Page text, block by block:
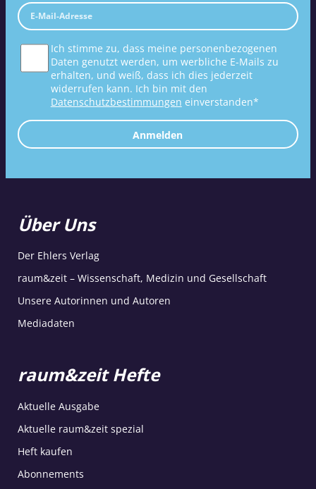
Ich stimme zu, dass meine personenbezogenen
Daten genutzt werden, um werbliche E-Mails zu
erhalten, und weiß, dass ich dies jederzeit
widerrufen kann. Ich bin mit den
Datenschutzbestimmungen einverstanden*
Anmelden
Über Uns
Der Ehlers Verlag
raum&zeit – Wissenschaft, Medizin und Gesellschaft
Unsere Autorinnen und Autoren
Mediadaten
raum&zeit Hefte
Aktuelle Ausgabe
Aktuelle raum&zeit spezial
Heft kaufen
Abonnements